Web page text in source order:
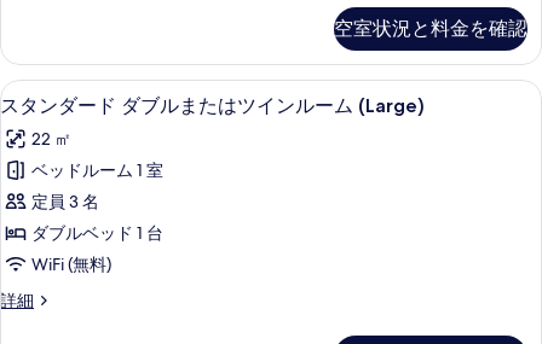
ま
た
は
ツ
イ
ン
ル
ー
ム
ー
ド
ダ
ル
ま
た
は
ツ
イ
ン
ル
空室状況と料金を確認
ス
タ
ン
ダ
ー
ド
ブ
ミニバー、セーフティボックス (室
7
スタンダード ダブルまたはツインルーム (Large)
22 ㎡
ベッドルーム 1 室
定員 3 名
ダブルベッド 1 台
WiFi (無料)
詳細
ス